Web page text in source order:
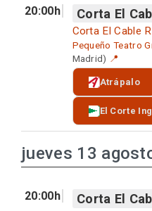
20:00h Corta El
Corta El Cable
Pequeño Teatro
Madrid) 📍
Atrápalo
El Corte
jueves 13
20:00h Corta El